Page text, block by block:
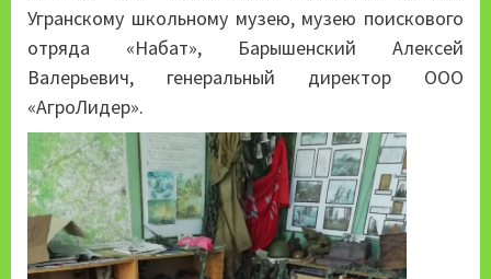
Угранскому школьному музею, музею поискового
отряда «Набат», Барышенский Алексей
Валерьевич, генеральный директор ООО
«АгроЛидер».